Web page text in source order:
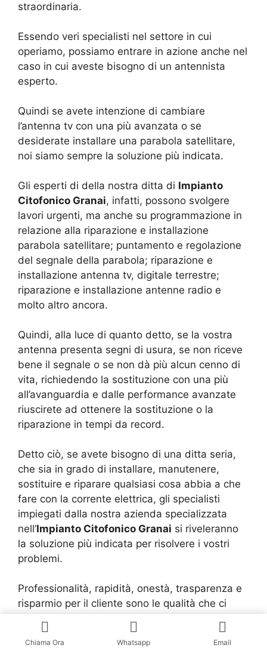
straordinaria.
Essendo veri specialisti nel settore in cui
operiamo, possiamo entrare in azione anche nel
caso in cui aveste bisogno di un antennista
esperto.
Quindi se avete intenzione di cambiare
l’antenna tv con una più avanzata o se
desiderate installare una parabola satellitare,
noi siamo sempre la soluzione più indicata.
Gli esperti di della nostra ditta di Impianto
Citofonico Granai, infatti, possono svolgere
lavori urgenti, ma anche su programmazione in
relazione alla riparazione e installazione
parabola satellitare; puntamento e regolazione
del segnale della parabola; riparazione e
installazione antenna tv, digitale terrestre;
riparazione e installazione antenne radio e
molto altro ancora.
Quindi, alla luce di quanto detto, se la vostra
antenna presenta segni di usura, se non riceve
bene il segnale o se non dà più alcun cenno di
vita, richiedendo la sostituzione con una più
all’avanguardia e dalle performance avanzate
riuscirete ad ottenere la sostituzione o la
riparazione in tempi da record.
Detto ciò, se avete bisogno di una ditta seria,
che sia in grado di installare, manutenere,
sostituire e riparare qualsiasi cosa abbia a che
fare con la corrente elettrica, gli specialisti
impiegati dalla nostra azienda specializzata
nell’Impianto Citofonico Granai si riveleranno
la soluzione più indicata per risolvere i vostri
problemi.
Professionalità, rapidità, onestà, trasparenza e
risparmio per il cliente sono le qualità che ci
sempre essere certi di aver fatto la scelta
migliore per voi, la vostra casa e la vostra
Chiama Ora Whatsapp Email